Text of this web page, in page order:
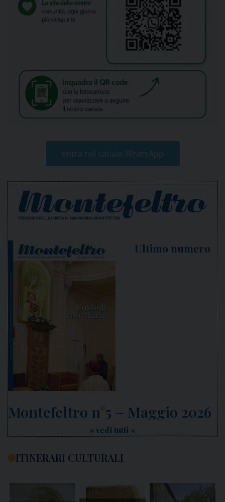
entra nel canale WhatsApp
Ultimo numero
Montefeltro n°5 – Maggio 2026
» vedi tutti «
ITINERARI CULTURALI